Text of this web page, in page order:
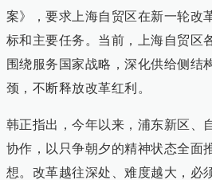
案》，要求上海自贸区在新一轮改
标和主要任务。当前，上海自贸区
围绕服务国家战略，深化供给侧结
颈，不断释放改革红利。
韩正指出，今年以来，浦东新区、
协作，以只争朝夕的精神状态全面
想。改革越往深处、难度越大，必